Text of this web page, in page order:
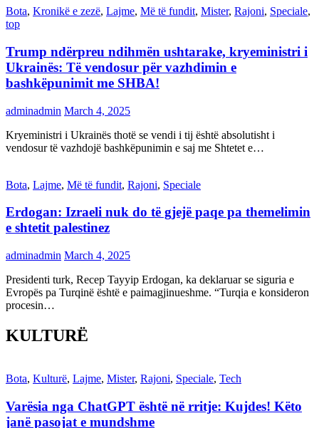
Bota, Kronikë e zezë, Lajme, Më të fundit, Mister, Rajoni, Speciale,
top
Trump ndërpreu ndihmën ushtarake, kryeministri i
Ukrainës: Të vendosur për vazhdimin e
bashkëpunimit me SHBA!
adminadmin March 4, 2025
Kryeministri i Ukrainës thotë se vendi i tij është absolutisht i
vendosur të vazhdojë bashkëpunimin e saj me Shtetet e…
Bota, Lajme, Më të fundit, Rajoni, Speciale
Erdogan: Izraeli nuk do të gjejë paqe pa themelimin
e shtetit palestinez
adminadmin March 4, 2025
Presidenti turk, Recep Tayyip Erdogan, ka deklaruar se siguria e
Evropës pa Turqinë është e paimagjinueshme. “Turqia e konsideron
procesin…
KULTURË
Bota, Kulturë, Lajme, Mister, Rajoni, Speciale, Tech
Varësia nga ChatGPT është në rritje: Kujdes! Këto
janë pasojat e mundshme